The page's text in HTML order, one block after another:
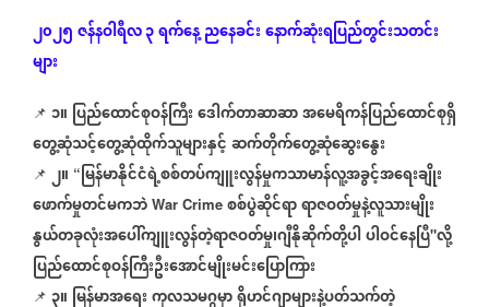
၂၀၂၅ဇန်နဝါရီလ ၃ရက်နေ့ညနေခင်းနောက်ဆုံးရပြည်တွင်းသတင်း
များ
📌 ၁။ ပြည်ထောင်စုဝန်ကြီးဒေါက်တာဆာဆာအမေရိကန်ပြည်ထောင်စုရှိ
တွေ့ဆုံသင့်တွေ့ဆုံထိုက်သူများနှင့်ဆက်တိုက်တွေ့ဆုံဆွေးနွေး
📌 ၂။ “မြန်မာနိုင်ငံရဲ့စစ်တပ်ကျူးလွန်မှုကသာမာန်လူ့အခွင့်အရေးချိုး
ဖောက်မှုတင်မကဘဲ War Crime စစ်ပွဲဆိုင်ရာရာဇဝတ်မှုနဲ့လူသားမျိုး
နွယ်တခုလုံးအပေါ်ကျူးလွန်တဲ့ရာဇဝတ်မှု၊ဂျီနိုဆိုက်တို့ပါပါဝင်နေပြီ"လို့
ပြည်ထောင်စုဝန်ကြီးဦးအောင်မျိုးမင်းပြောကြား
📌 ၃။ မြန်မာအရေးကုလသမဂ္ဂမှာရိုဟင်ဂျာများနဲ့ပတ်သက်တဲ့